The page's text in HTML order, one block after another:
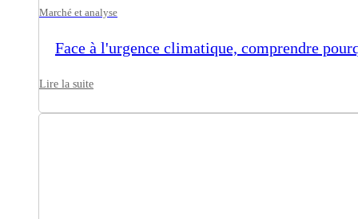
Marché et analyse
Face à l'urgence climatique, comprendre
Lire la suite